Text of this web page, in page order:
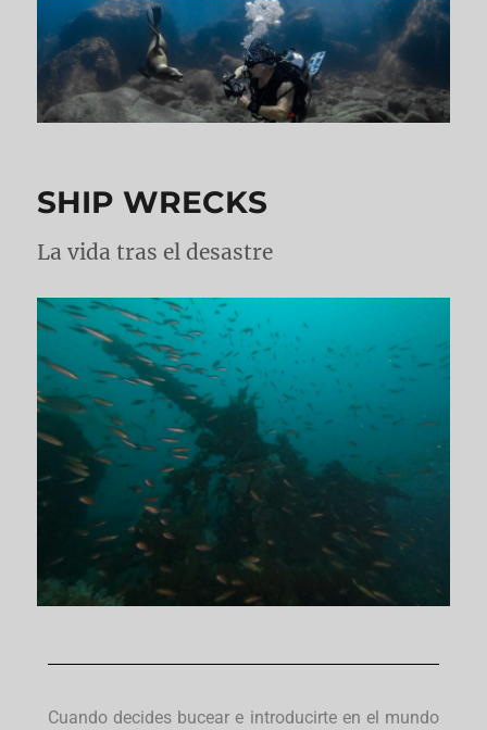
SHIP WRECKS
La vida tras el desastre
Cuando decides bucear e introducirte en el mundo